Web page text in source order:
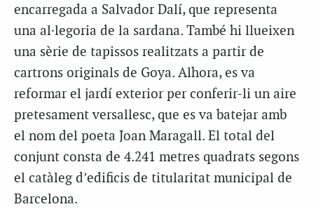
encarregada a Salvador Dalí, que representa
una al·legoria de la sardana. També hi llueixen
una sèrie de tapissos realitzats a partir de
cartrons originals de Goya. Alhora, es va
reformar el jardí exterior per conferir-li un aire
pretesament versallesc, que es va batejar amb
el nom del poeta Joan Maragall. El total del
conjunt consta de 4.241 metres quadrats segons
el catàleg d’edificis de titularitat municipal de
Barcelona.